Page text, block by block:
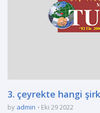
3. çeyrekte hangi
by admin Eki 29 2022